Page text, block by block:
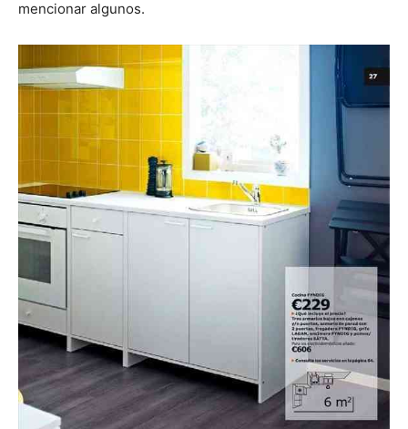
mencionar algunos.